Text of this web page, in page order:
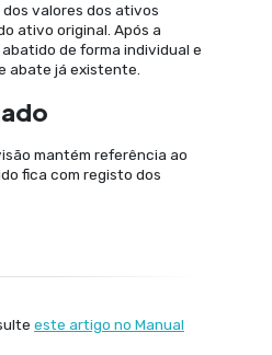
dos valores dos ativos
ativo original. Após a
de forma individual e
abate já existente.
mantém referência ao
fica com registo dos
este artigo no Manual